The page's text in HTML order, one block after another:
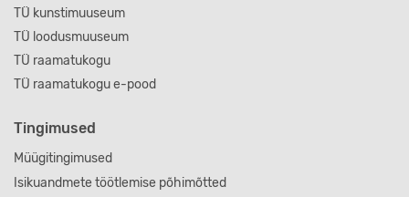
TÜ kunstimuuseum
TÜ loodusmuuseum
TÜ raamatukogu
TÜ raamatukogu e-pood
Tingimused
Müügitingimused
Isikuandmete töötlemise põhimõtted